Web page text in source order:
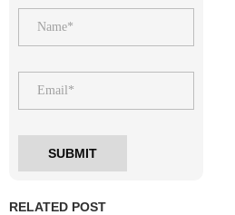
RELATED POST